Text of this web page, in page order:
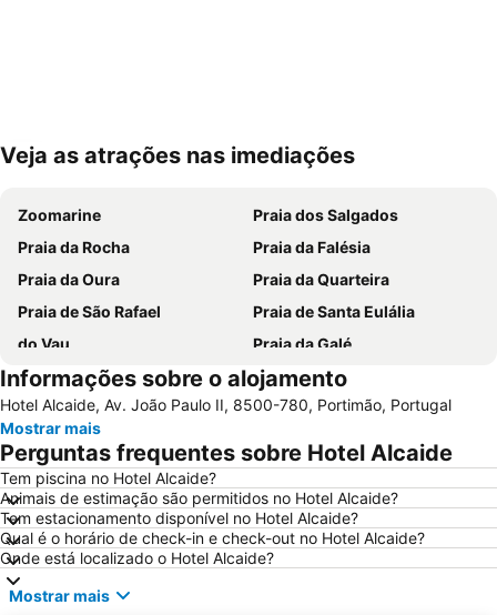
Ampliar mapa
Veja as atrações nas imediações
Zoomarine
Praia dos Salgados
Praia da Rocha
Praia da Falésia
Praia da Oura
Praia da Quarteira
Praia de São Rafael
Praia de Santa Eulália
do Vau
Praia da Galé
slide & splash
Praia dos Pescadores
Autodrómo Internacional Algarve
Vilamoura Marina
Carvalhal
Balaia Golf Village
de Armação de Pera
Meia Praia
Aldeia das Açoteias
Praia da Zambujeira do Mar
Praia de Odeceixe
Montechoro
De Vilamoura
Marina de Portimão
Olhos de Água
Informações sobre o alojamento
Hotel Alcaide, Av. João Paulo II, 8500-780, Portimão, Portugal
Mostrar mais
Perguntas frequentes sobre Hotel Alcaide
Tem piscina no Hotel Alcaide?
Animais de estimação são permitidos no Hotel Alcaide?
Tem estacionamento disponível no Hotel Alcaide?
Qual é o horário de check-in e check-out no Hotel Alcaide?
Onde está localizado o Hotel Alcaide?
Mostrar mais